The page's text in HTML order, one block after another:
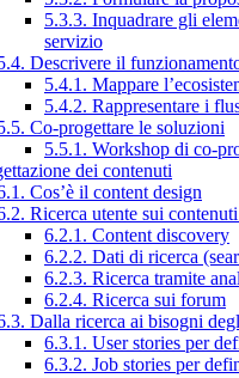
5.3.3. Inquadrare gli
servizio
Descrivere il
5.4.1. Mappare
5.4.2. Rappresentare i
Co-progettare le soluzioni
5.5.1. Workshop di co-
dei contenuti
Cos’è il content design
Ricerca utente sui
6.2.1. Content discovery
6.2.2. Dati di ricerca
6.2.3. Ricerca tramite
6.2.4. Ricerca sui forum
Dalla ricerca ai bisogni
6.3.1. User stories per
6.3.2. Job stories per